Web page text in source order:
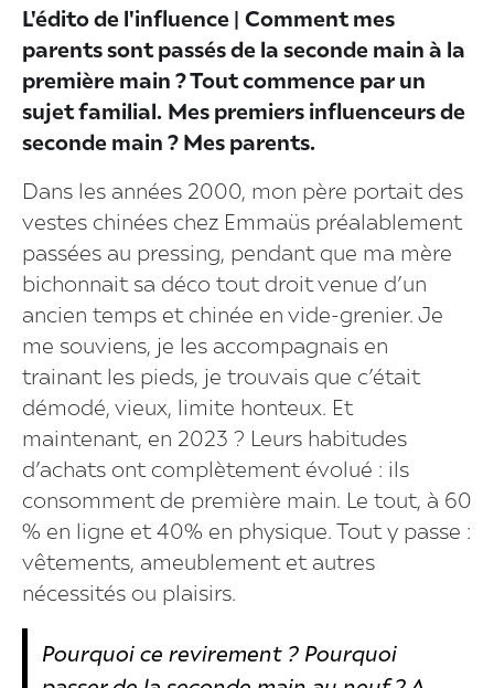
L'édito de l'influence |
Comment mes
parents sont passés de la seconde main à la
première main ? Tout commence par un
sujet familial. Mes premiers influenceurs de
seconde main ? Mes parents.
Dans les années 2000, mon père portait des
vestes chinées chez Emmaüs préalablement
passées au pressing, pendant que ma mère
bichonnait sa déco tout droit venue d’un
ancien temps et chinée en vide-grenier. Je
me souviens, je les accompagnais en
trainant les pieds, je trouvais que c’était
démodé, vieux, limite honteux. Et
maintenant, en 2023 ? Leurs habitudes
d’achats ont complètement évolué : ils
consomment de première main. Le tout, à 60
% en ligne et 40% en physique. Tout y passe :
vêtements, ameublement et autres
nécessités ou plaisirs.
Pourquoi ce revirement ? Pourquoi